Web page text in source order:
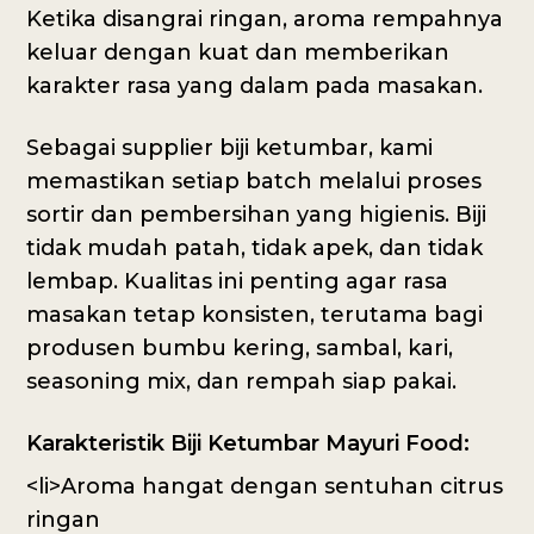
Ketika disangrai ringan, aroma rempahnya
keluar dengan kuat dan memberikan
karakter rasa yang dalam pada masakan.
Sebagai supplier biji ketumbar, kami
memastikan setiap batch melalui proses
sortir dan pembersihan yang higienis. Biji
tidak mudah patah, tidak apek, dan tidak
lembap. Kualitas ini penting agar rasa
masakan tetap konsisten, terutama bagi
produsen bumbu kering, sambal, kari,
seasoning mix, dan rempah siap pakai.
Karakteristik Biji Ketumbar Mayuri Food:
<li>Aroma hangat dengan sentuhan citrus
ringan